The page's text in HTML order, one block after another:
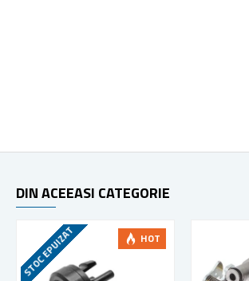
DIN ACEEASI CATEGORIE
HOT
STOC EPUIZAT